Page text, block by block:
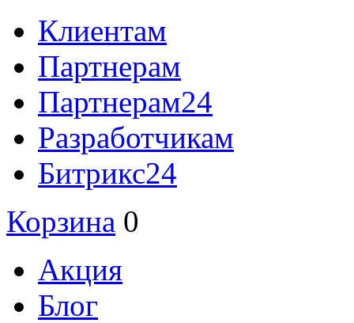
Клиентам
Партнерам
Партнерам24
Разработчикам
Битрикс24
Корзина 0
Акция
Блог